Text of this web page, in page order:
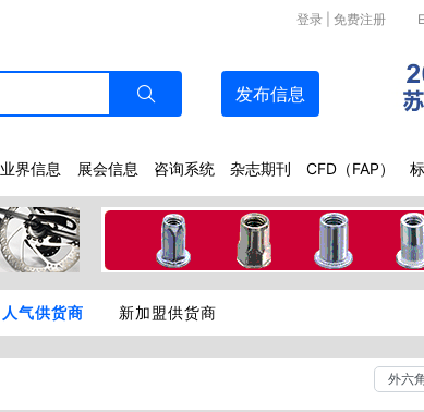
登录 免费注册
发布信息
业界信息 展会信息 咨询系统 杂志期刊 CFD（FAP）
人气供货商 新加盟供货商